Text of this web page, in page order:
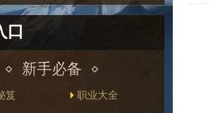
口
新手必备
笈 职业大全